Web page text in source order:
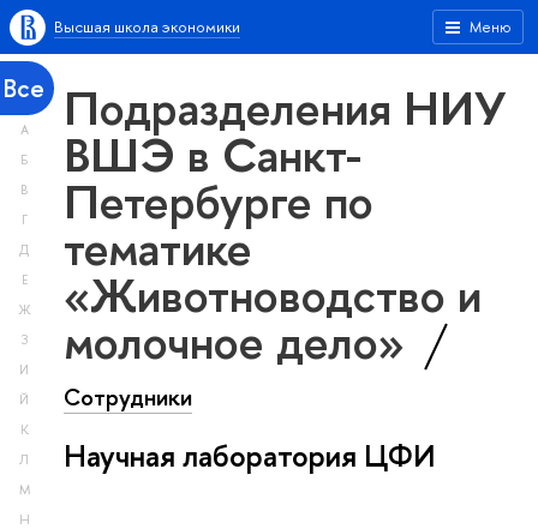
Меню
Высшая школа экономики
Все
А
Б
В
Г
Д
Е
Ж
З
И
Й
К
Л
М
Н
Подразделения НИУ
ВШЭ в Санкт-
Петербурге по
тематике
«Животноводство и
молочное дело»
Сотрудники
Научная лаборатория ЦФИ